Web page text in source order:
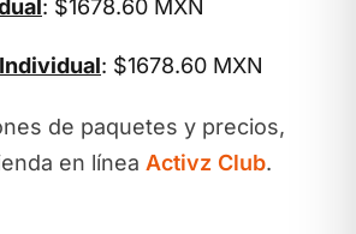
: $1678.60 MXN
: $1678.60 MXN
de paquetes y precios,
en línea Activz Club.